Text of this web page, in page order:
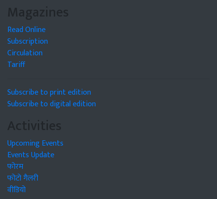
Magazines
Read Online
Subscription
Circulation
Tariff
Subscribe to print edition
Subscribe to digital edition
Activities
Upcoming Events
Events Update
फोरम
फोटो गैलरी
वीडियो